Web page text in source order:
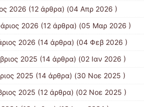
2026 (12 άρθρα) (04 Απρ 2026 )
2026 (12 άρθρα) (05 Μαρ 2026 )
2026 (14 άρθρα) (04 Φεβ 2026 )
2025 (14 άρθρα) (02 Ιαν 2026 )
2025 (14 άρθρα) (30 Νοε 2025 )
2025 (12 άρθρα) (02 Νοε 2025 )